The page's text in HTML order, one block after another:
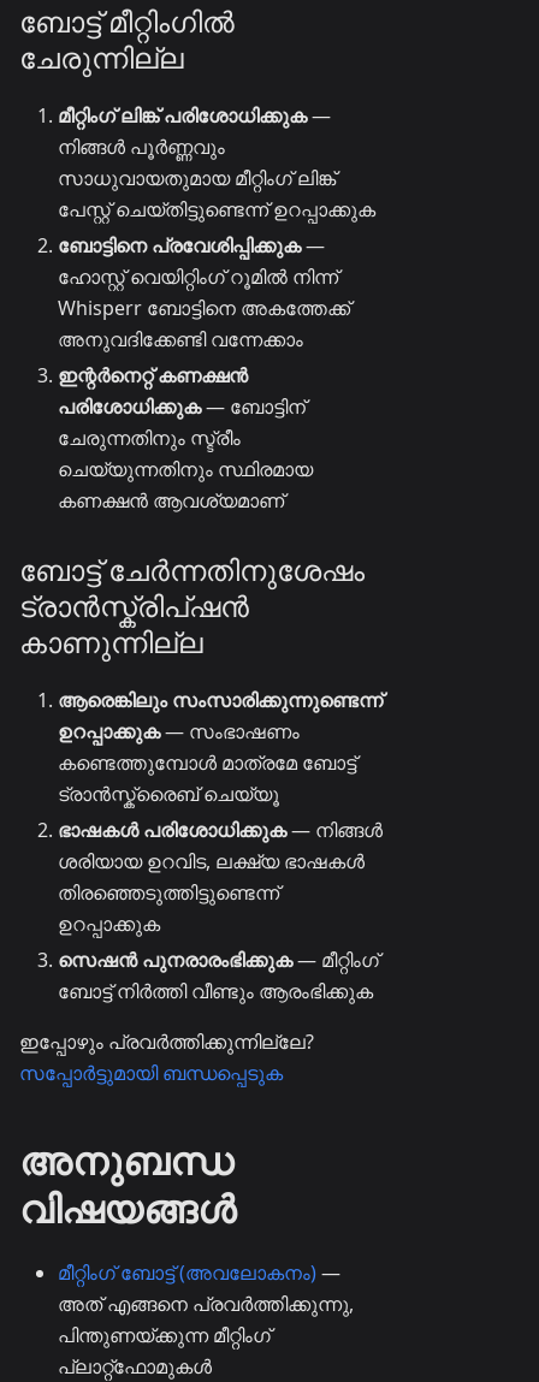
ബോട്ട് മീറ്റിംഗിൽ
ചേരുന്നില്ല
മീറ്റിംഗ് ലിങ്ക് പരിശോധിക്കുക—
നിങ്ങൾ പൂർണ്ണവും
സാധുവായതുമായ മീറ്റിംഗ് ലിങ്ക്
പേസ്റ്റ് ചെയ്തിട്ടുണ്ടെന്ന് ഉറപ്പാക്കുക
ബോട്ടിനെ പ്രവേശിപ്പിക്കുക—
ഹോസ്റ്റ് വെയിറ്റിംഗ് റൂമിൽ നിന്ന്
Whisperr ബോട്ടിനെ അകത്തേക്ക്
അനുവദിക്കേണ്ടി വന്നേക്കാം
ഇന്റർനെറ്റ് കണക്ഷൻ
പരിശോധിക്കുക— ബോട്ടിന്
ചേരുന്നതിനും സ്ട്രീം
ചെയ്യുന്നതിനും സ്ഥിരമായ
കണക്ഷൻ ആവശ്യമാണ്
ബോട്ട് ചേർന്നതിനുശേഷം
ട്രാൻസ്ക്രിപ്ഷൻ
കാണുന്നില്ല
ആരെങ്കിലും സംസാരിക്കുന്നുണ്ടെന്ന്
ഉറപ്പാക്കുക— സംഭാഷണം
കണ്ടെത്തുമ്പോൾ മാത്രമേ ബോട്ട്
ട്രാൻസ്ക്രൈബ് ചെയ്യൂ
ഭാഷകൾ പരിശോധിക്കുക— നിങ്ങൾ
ശരിയായ ഉറവിട, ലക്ഷ്യ ഭാഷകൾ
തിരഞ്ഞെടുത്തിട്ടുണ്ടെന്ന്
ഉറപ്പാക്കുക
സെഷൻ പുനരാരംഭിക്കുക— മീറ്റിംഗ്
ബോട്ട് നിർത്തി വീണ്ടും ആരംഭിക്കുക
ഇപ്പോഴും പ്രവർത്തിക്കുന്നില്ലേ?
സപ്പോർട്ടുമായി ബന്ധപ്പെടുക
അനുബന്ധ
വിഷയങ്ങൾ
മീറ്റിംഗ് ബോട്ട് (അവലോകനം)—
അത് എങ്ങനെ പ്രവർത്തിക്കുന്നു,
പിന്തുണയ്ക്കുന്ന മീറ്റിംഗ്
പ്ലാറ്റ്ഫോമുകൾ